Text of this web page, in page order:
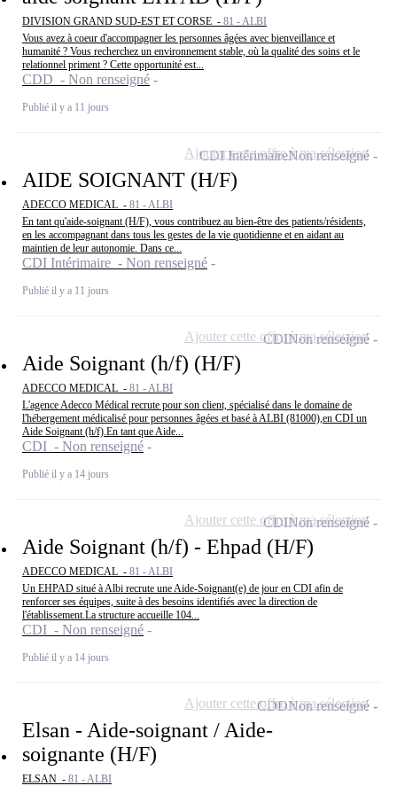
DIVISION GRAND SUD-EST ET CORSE - 81 - ALBI
Vous avez à coeur d'accompagner les personnes âgées avec bienveillance et
humanité ? Vous recherchez un environnement stable, où la qualité des soins et le
relationnel priment ? Cette opportunité est...
CDD - Non renseigné
Publié il y a 11 jours
AIDE SOIGNANT (H/F)
ADECCO MEDICAL - 81 - ALBI
En tant qu'aide-soignant (H/F), vous contribuez au bien-être des patients/résidents,
en les accompagnant dans tous les gestes de la vie quotidienne et en aidant au
maintien de leur autonomie. Dans ce...
CDI Intérimaire - Non renseigné
Publié il y a 11 jours
CDI IntérimaireNon renseigné
Ajouter cette offre à ma sélection
Aide Soignant (h/f) (H/F)
ADECCO MEDICAL - 81 - ALBI
L'agence Adecco Médical recrute pour son client, spécialisé dans le domaine de
l'hébergement médicalisé pour personnes âgées et basé à ALBI (81000),en CDI un
Aide Soignant (h/f).En tant que Aide...
CDI - Non renseigné
Publié il y a 14 jours
CDINon renseigné
Ajouter cette offre à ma sélection
Aide Soignant (h/f) - Ehpad (H/F)
ADECCO MEDICAL - 81 - ALBI
Un EHPAD situé à Albi recrute une Aide-Soignant(e) de jour en CDI afin de
renforcer ses équipes, suite à des besoins identifiés avec la direction de
l'établissement.La structure accueille 104...
CDI - Non renseigné
Publié il y a 14 jours
CDINon renseigné
Ajouter cette offre à ma sélection
Elsan - Aide-soignant / Aide-
soignante (H/F)
ELSAN - 81 - ALBI
CDDNon renseigné
Ajouter cette offre à ma sélection